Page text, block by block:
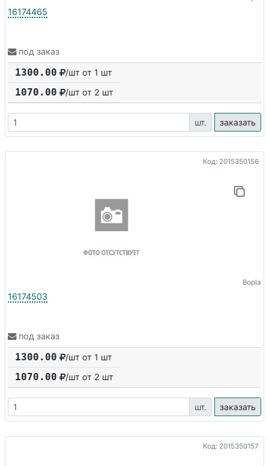
16174465
под заказ
1300.00 /шт от 1 шт
1070.00 /шт от 2 шт
шт. заказать
Код: 2015350156
Bopla
16174503
под заказ
1300.00 /шт от 1 шт
1070.00 /шт от 2 шт
шт. заказать
Код: 2015350157